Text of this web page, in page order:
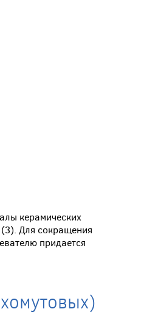
керамических
Для сокращения
придается